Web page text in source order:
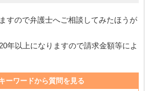
すので弁護士へご相談してみたほうが
年以上になりますので請求金額等によ
ーワードから質問を見る